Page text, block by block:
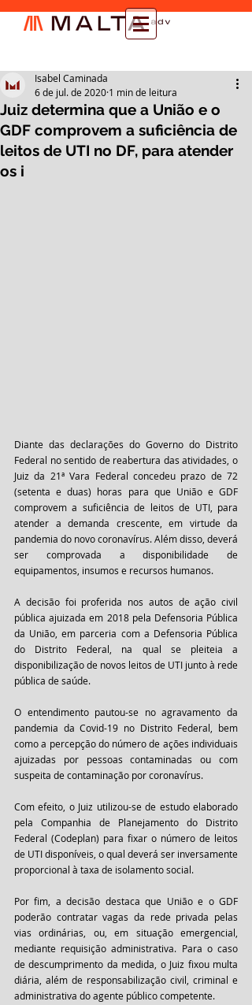
Juiz determina que a União e o
GDF comprovem a suficiência de
leitos de UTI no DF, para atender
os i
Isabel Caminada
6 de jul. de 2020 1 min de leitura
Diante das declarações do Governo do Distrito
Federal no sentido de reabertura das atividades, o
Juiz da 21ª Vara Federal concedeu prazo de 72
(setenta e duas) horas para que União e GDF
comprovem a suficiência de leitos de UTI, para
atender a demanda crescente, em virtude da
pandemia do novo coronavírus. Além disso, deverá
ser comprovada a disponibilidade de
equipamentos, insumos e recursos humanos.
A decisão foi proferida nos autos de ação civil
pública ajuizada em 2018 pela Defensoria Pública
da União, em parceria com a Defensoria Pública
do Distrito Federal, na qual se pleiteia a
disponibilização de novos leitos de UTI junto à rede
pública de saúde.
O entendimento pautou-se no agravamento da
pandemia da Covid-19 no Distrito Federal, bem
como a percepção do número de ações individuais
ajuizadas por pessoas contaminadas ou com
suspeita de contaminação por coronavírus.
Com efeito, o Juiz utilizou-se de estudo elaborado
pela Companhia de Planejamento do Distrito
Federal (Codeplan) para fixar o número de leitos
de UTI disponíveis, o qual deverá ser inversamente
proporcional à taxa de isolamento social.
Por fim, a decisão destaca que União e o GDF
poderão contratar vagas da rede privada pelas
vias ordinárias, ou, em situação emergencial,
mediante requisição administrativa. Para o caso
de descumprimento da medida, o Juiz fixou multa
diária, além de responsabilização civil, criminal e
administrativa do agente público competente.